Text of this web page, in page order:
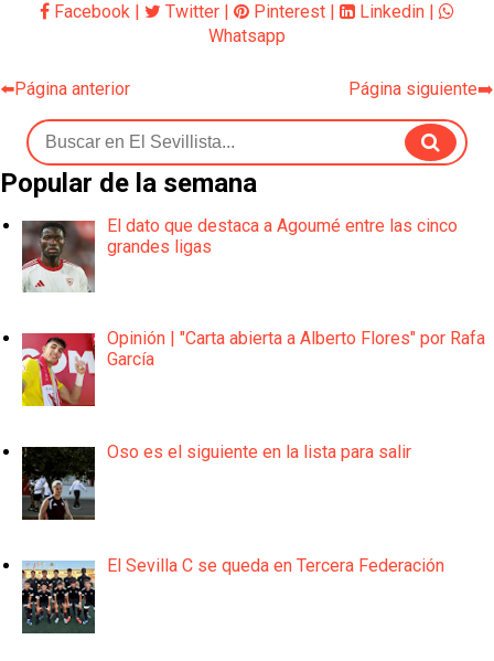
Facebook
Twitter Pinterest Linkedin
Whatsapp
⬅️Página anterior Página siguiente➡️
Popular de la semana
El dato que destaca a Agoumé entre las cinco
grandes ligas
Opinión | "Carta abierta a Alberto Flores" por Rafa
García
Oso es el siguiente en la lista para salir
El Sevilla C se queda en Tercera Federación